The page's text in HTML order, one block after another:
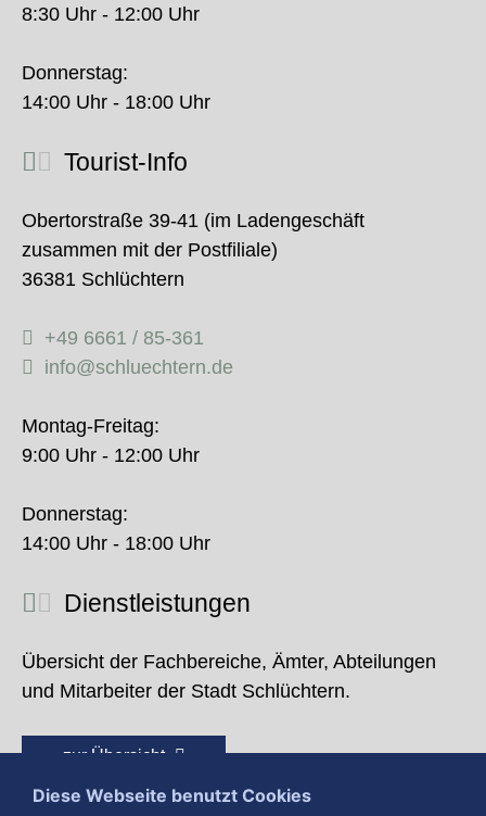
8:30 Uhr - 12:00 Uhr
Donnerstag:
14:00 Uhr - 18:00 Uhr
Tourist-Info
Obertorstraße 39-41 (im Ladengeschäft
zusammen mit der Postfiliale)
36381 Schlüchtern
+49 6661 / 85-361
info@schluechtern.de
Montag-Freitag:
9:00 Uhr - 12:00 Uhr
Donnerstag:
14:00 Uhr - 18:00 Uhr
Dienstleistungen
Übersicht der Fachbereiche, Ämter, Abteilungen
und Mitarbeiter der Stadt Schlüchtern.
zur Übersicht
Diese Webseite benutzt Cookies